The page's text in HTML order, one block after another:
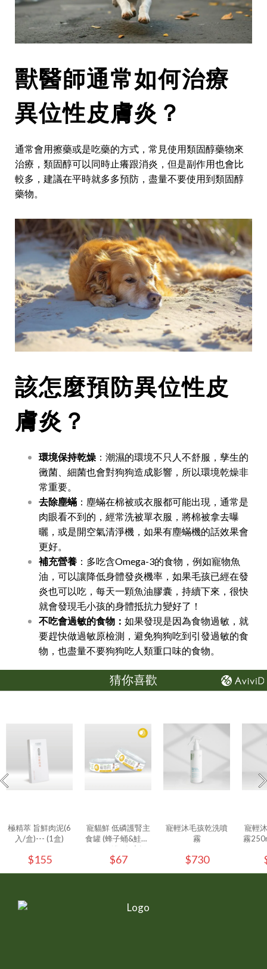
獸醫師通常如何治療
異位性皮膚炎？
通常會用擦藥或是吃藥的方式，常見使用類固醇藥物來
治療，類固醇可以同時止癢跟消炎，但是副作用也會比
較多，建議在平時就多多預防，盡量不要使用到類固醇
藥物。
該怎麼預防異位性皮
膚炎？
環境保持乾燥 ：潮濕的環境不只人不舒服，孳生的
黴菌、細菌也會對狗狗造成影響，所以環境乾燥非
常重要。
去除塵蟎 ：塵蟎在棉被或衣服都可能出現，通常是
肉眼看不到的，經常洗被單衣服，將棉被拿去曝
曬，或是開空氣清淨機，如果有塵蟎機的話效果會
更好。
補充營養 ：多吃含Omega-3的食物，例如寵物魚
油，可以讓降低身體發炎機率，如果毛孩已經在發
炎也可以吃，每天一顆魚油膠囊，持續下來，很快
就會發現毛小孩的身體抵抗力變好了！
不吃會過敏的食物： 如果發現是因為食物過敏，就
要趕快做過敏原檢測，避免狗狗吃到引發過敏的食
物，也盡量不要狗狗吃人類重口味的食物。
猜你喜歡
極精萃 旨鮮肉泥(6
入/盒)--- (1盒)
$155
寵貓鮮 低磷護腎主
食罐 (蜂子蛹&鮭魚)
80g/罐 - (1入)
$67
寵輕沐毛孩乾洗噴
霧
$730
寵輕
霧